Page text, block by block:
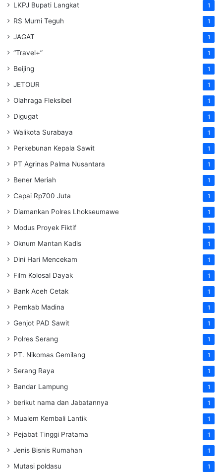
LKPJ Bupati Langkat 1
RS Murni Teguh 1
JAGAT 1
“Travel+” 1
Beijing 1
JETOUR 1
Olahraga Fleksibel 1
Digugat 1
Walikota Surabaya 1
Perkebunan Kepala Sawit 1
PT Agrinas Palma Nusantara 1
Bener Meriah 1
Capai Rp700 Juta 1
Diamankan Polres Lhokseumawe 1
Modus Proyek Fiktif 1
Oknum Mantan Kadis 1
Dini Hari Mencekam 1
Film Kolosal Dayak 1
Bank Aceh Cetak 1
Pemkab Madina 1
Genjot PAD Sawit 1
Polres Serang 1
PT. Nikomas Gemilang 1
Serang Raya 1
Bandar Lampung 1
berikut nama dan Jabatannya 1
Mualem Kembali Lantik 1
Pejabat Tinggi Pratama 1
Jenis Bisnis Rumahan 1
Mutasi poldasu 1